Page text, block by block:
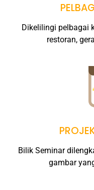
Dikelilingi pelbagai
restoran,
Bilik Seminar
gambar